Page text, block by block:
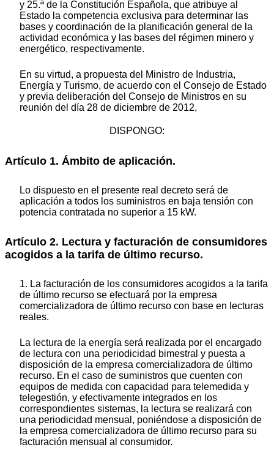
y 25.ª de la Constitución Española, que atribuye al
Estado la competencia exclusiva para determinar las
bases y coordinación de la planificación general de la
actividad económica y las bases del régimen minero y
energético, respectivamente.
En su virtud, a propuesta del Ministro de Industria,
Energía y Turismo, de acuerdo con el Consejo de Estado
y previa deliberación del Consejo de Ministros en su
reunión del día 28 de diciembre de 2012,
DISPONGO:
Artículo 1. Ámbito de aplicación.
Lo dispuesto en el presente real decreto será de
aplicación a todos los suministros en baja tensión con
potencia contratada no superior a 15 kW.
Artículo 2. Lectura y facturación de consumidores
acogidos a la tarifa de último recurso.
1. La facturación de los consumidores acogidos a la tarifa
de último recurso se efectuará por la empresa
comercializadora de último recurso con base en lecturas
reales.
La lectura de la energía será realizada por el encargado
de lectura con una periodicidad bimestral y puesta a
disposición de la empresa comercializadora de último
recurso. En el caso de suministros que cuenten con
equipos de medida con capacidad para telemedida y
telegestión, y efectivamente integrados en los
correspondientes sistemas, la lectura se realizará con
una periodicidad mensual, poniéndose a disposición de
la empresa comercializadora de último recurso para su
facturación mensual al consumidor.